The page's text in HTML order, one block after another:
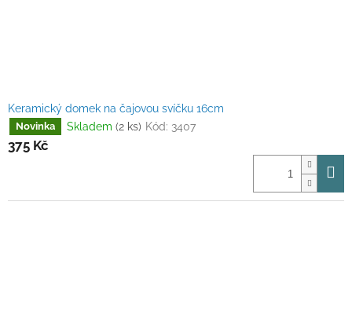
Keramický domek na čajovou svíčku 16cm
Novinka Skladem (2 ks) Kód: 3407
375 Kč